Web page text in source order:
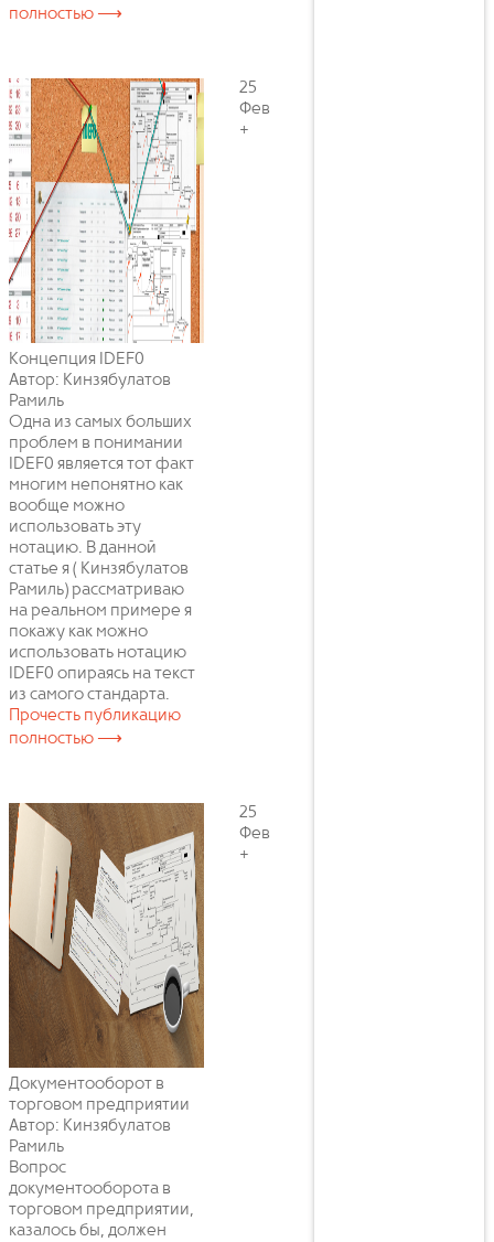
полностью ⟶
Концепция IDEF0
Автор: Кинзябулатов
Рамиль
Одна из самых больших
проблем в понимании
IDEF0 является тот факт
многим непонятно как
вообще можно
использовать эту
нотацию. В данной
статье я ( Кинзябулатов
Рамиль) рассматриваю
на реальном примере я
покажу как можно
использовать нотацию
IDEF0 опираясь на текст
из самого стандарта.
Прочесть публикацию
полностью ⟶
25
Фев
+
Документооборот в
торговом предприятии
Автор: Кинзябулатов
Рамиль
Вопрос
документооборота в
торговом предприятии,
казалось бы, должен
25
Фев
+